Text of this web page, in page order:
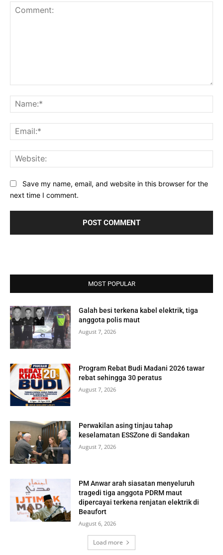
Save my name, email, and website in this browser for the
next time I comment.
MOST POPULAR
Galah besi terkena kabel elektrik, tiga
anggota polis maut
August 7, 2026
Program Rebat Budi Madani 2026 tawar
rebat sehingga 30 peratus
August 7, 2026
Perwakilan asing tinjau tahap
keselamatan ESSZone di Sandakan
August 7, 2026
PM Anwar arah siasatan menyeluruh
tragedi tiga anggota PDRM maut
dipercayai terkena renjatan elektrik di
Beaufort
August 6, 2026
Load more